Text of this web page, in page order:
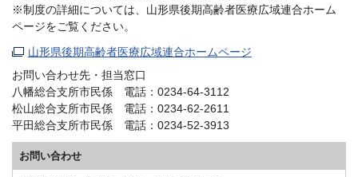
※制度の詳細については、山形県後期高齢者医療広域連合ホーム
ページをご覧ください。
山形県後期高齢者医療広域連合ホームページ
お問い合わせ先・担当窓口
八幡総合支所市民係 電話：0234-64-3112
松山総合支所市民係 電話：0234-62-2611
平田総合支所市民係 電話：0234-52-3913
お問い合わせ